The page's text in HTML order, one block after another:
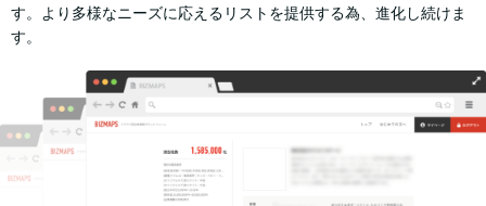
す。より多様なニーズに応えるリストを提供する為、進化し続けま
す。